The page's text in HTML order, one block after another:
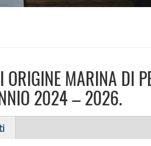
ORIGINE MARINA DI
2024 – 2026.